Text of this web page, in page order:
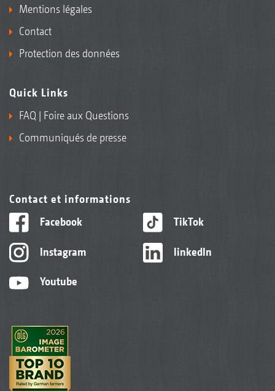
Mentions légales
Contact
Protection des données
Quick Links
FAQ | Foire aux Questions
Communiqués de presse
Contact et informations
Facebook
Instagram
Youtube
TikTok
linkedIn